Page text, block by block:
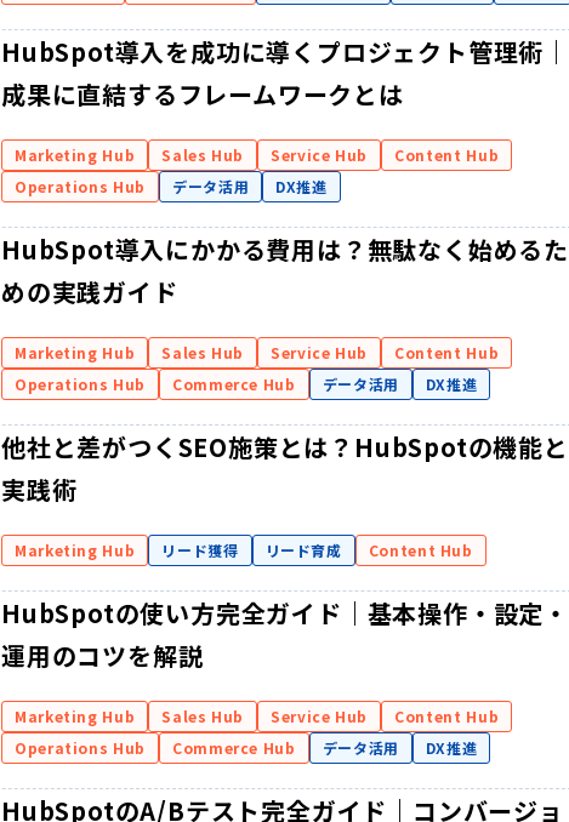
HubSpot導入を成功に導くプロジェクト管理術｜
成果に直結するフレームワークとは
Marketing Hub Sales Hub Service Hub
Content Hub
Operations Hub
データ活用 DX推進
HubSpot導入にかかる費用は？無駄なく始めるた
めの実践ガイド
Marketing Hub Sales Hub Service Hub
Content Hub
Operations Hub
Commerce Hub データ活用 DX推進
他社と差がつくSEO施策とは？HubSpotの機能と
実践術
Marketing Hub リード獲得 リード育成 Content Hub
HubSpotの使い方完全ガイド｜基本操作・設定・
運用のコツを解説
Marketing Hub Sales Hub Service Hub
Content Hub
Operations Hub
Commerce Hub データ活用 DX推進
HubSpotのA/Bテスト完全ガイド｜コンバージョ